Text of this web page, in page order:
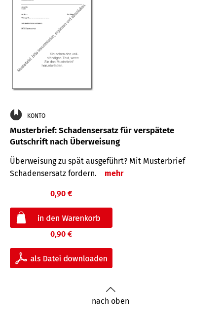
KONTO
Musterbrief: Schadensersatz für verspätete
Gutschrift nach Überweisung
Überweisung zu spät ausgeführt? Mit Musterbrief
Schadensersatz fordern.
mehr
0,90 €
0,90 €
nach oben